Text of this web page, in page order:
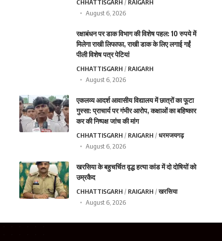
CHHATTISGARH
RAIGARH
August 6, 2026
रक्षाबंधन पर डाक विभाग की विशेष पहल: 10 रुपये में
मिलेगा राखी लिफाफा, राखी डाक के लिए लगाई गईं
पीली विशेष पत्र पेटियां
CHHATTISGARH
RAIGARH
August 6, 2026
एकलव्य आदर्श आवासीय विद्यालय में छात्रों का फूटा
गुस्सा: प्राचार्य पर गंभीर आरोप, कक्षाओं का बहिष्कार
कर की निष्पक्ष जांच की मांग
CHHATTISGARH RAIGARH
धरमजयगढ़
August 6, 2026
खरसिया के बहुचर्चित वृद्ध हत्या कांड में दो दोषियों को
उम्रकैद
CHHATTISGARH RAIGARH
खरसिया
August 6, 2026